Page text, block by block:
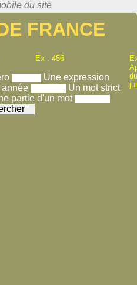
FRANCE
Ex : 456
Une expression
année
Un mot strict
partie d'un mot